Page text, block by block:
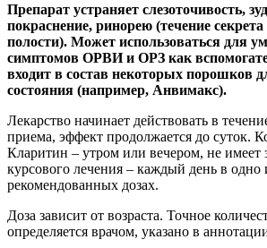
Препарат устраняет слезоточивость,
покраснение, ринорею (течение секрета
полости). Может использоваться для
симптомов ОРВИ и ОРЗ как
входит в состав некоторых порошков
состояния (например, Анвимакс).
Лекарство начинает действовать в
приема, эффект продолжается до суток.
Кларитин – утром или вечером, не имеет
курсового лечения – каждый день в одно
рекомендованных дозах.
Доза зависит от возраста. Точное
определяется врачом, указано в